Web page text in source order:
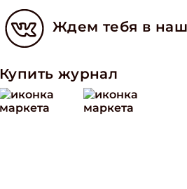
Ждем тебя в
Купить журнал